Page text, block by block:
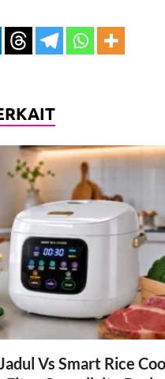
Vs Smart Rice